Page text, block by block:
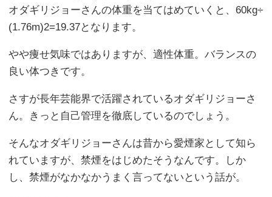
オダギリジョーさんの体重を当てはめていくと、60kg÷
(1.76m)2=19.37となります。
やや痩せ気味ではありますが、適性体重。バランスの
良い体つきです。
さすが長年芸能界で活躍されているオダギリジョーさ
ん。きっと自己管理を徹底しているのでしょう。
そんなオダギリジョーさんは昔から愛煙家として知ら
れていますが、禁煙をはじめたそうなんです。しか
し、禁煙がなかなかうまく言ってないという話が。